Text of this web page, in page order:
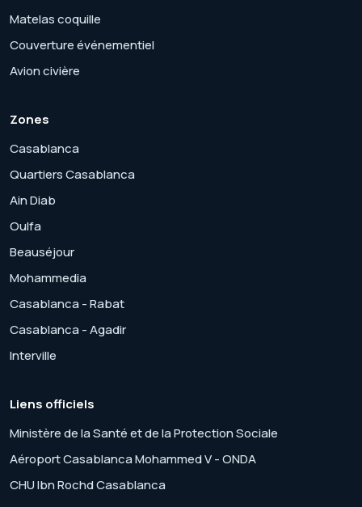
Matelas coquille
Couverture événementiel
Avion civière
Zones
Casablanca
Quartiers Casablanca
Ain Diab
Oulfa
Beauséjour
Mohammedia
Casablanca - Rabat
Casablanca - Agadir
Interville
Liens officiels
Ministère de la Santé et de la Protection Sociale
Aéroport Casablanca Mohammed V - ONDA
CHU Ibn Rochd Casablanca